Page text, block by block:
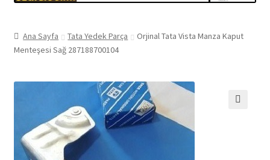
Ana Sayfa Tata Yedek Parça
Orjinal Tata Vista Manza Kaput
Menteşesi Sağ 287188700104